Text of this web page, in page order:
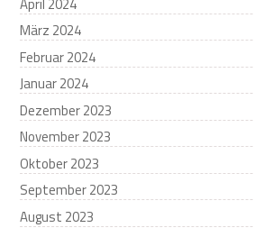
März 2024
Februar 2024
Januar 2024
Dezember 2023
November 2023
Oktober 2023
September 2023
August 2023